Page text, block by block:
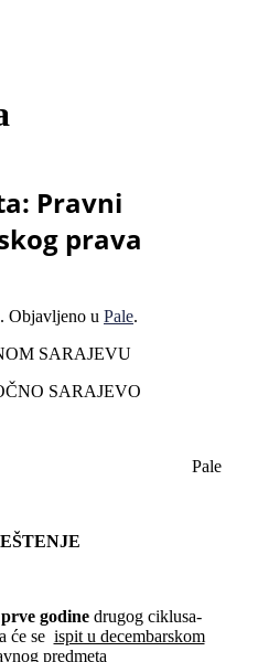
Pravni
prava
. Objavljeno u Pale.
SARAJEVU
SARAJEVO
Pale
prve godine drugog ciklusa-
će se ispit u decembarskom
predmeta